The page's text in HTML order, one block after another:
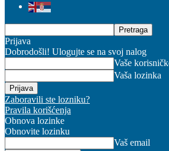
Prijava
Dobrodošli! Ulogujte se na svoj nalog
Vaše
Vaša lozinka
Zaboravili ste lozniku?
Pravila korišćenja
Obnova lozinke
Obnovite lozinku
Vaš email